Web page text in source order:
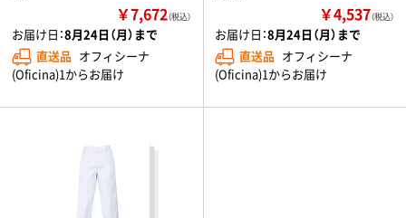
￥7,672（税込）
お届け日：8月24日（月）まで
直送品 オフィシーナ
(Oficina)1からお届け
￥4,537（税込）
お届け日：8月24日（月）まで
直送品 オフィシーナ
(Oficina)1からお届け